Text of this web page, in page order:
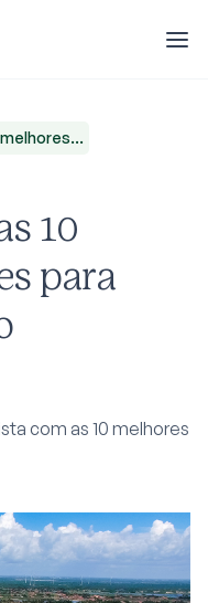
10
para
com as 10 melhores